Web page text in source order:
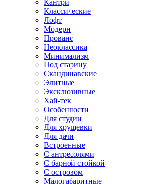
Кантри
Классические
Лофт
Модерн
Прованс
Неоклассика
Минимализм
Под старину
Скандинавские
Элитные
Эксклюзивные
Хай-тек
Особенности
Для студии
Для хрущевки
Для дачи
Встроенные
С антресолями
С барной стойкой
С островом
Малогабаритные